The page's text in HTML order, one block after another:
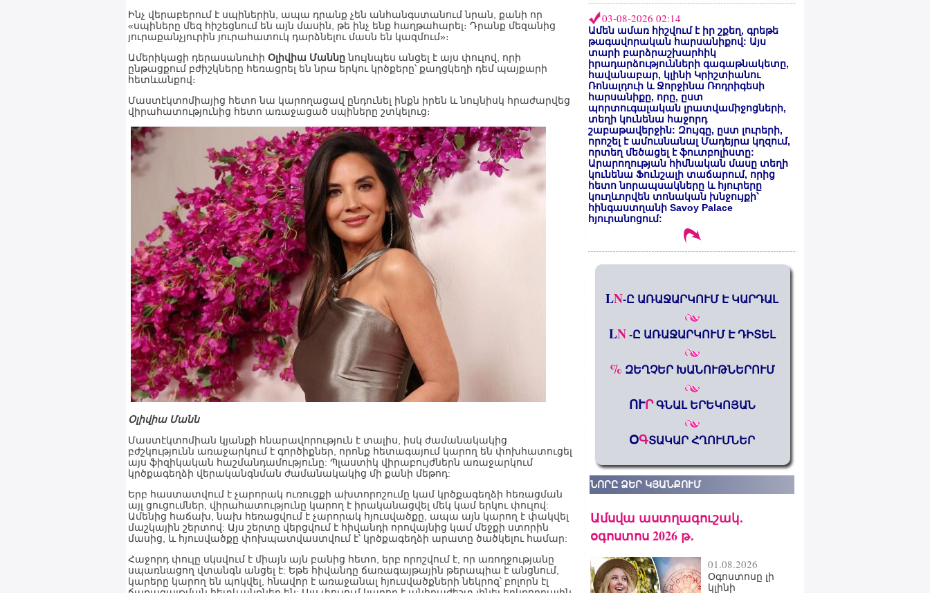
Ինչ վերաբերում է սպիներին, ապա դրանք չեն անհանգստանում նրան, քանի որ
«սպիները մեզ հիշեցնում են այն մասին, թե ինչ ենք հաղթահարել։ Դրանք մեզանից
յուրաքանչյուրին յուրահատուկ դարձնելու մասն են կազմում»։
Ամերիկացի դերասանուհի Օլիվիա Մաննընույնպես անցել է այս փուլով, որի
ընթացքում բժիշկները հեռացրել են նրա երկու կրծքերը՝ քաղցկեղի դեմ պայքարի
հետևանքով։
Մաստէկտոմիայից հետո նա կարողացավ ընդունել ինքն իրեն և նույնիսկ հրաժարվեց
վիրահատությունից հետո առաջացած սպիները շտկելուց։
Օլիվիա Մանն
Մաստէկտոմիան կյանքի հնարավորություն է տալիս, իսկ ժամանակակից
բժշկությունն առաջարկում է գործիքներ, որոնք հետագայում կարող են փոխհատուցել
այս ֆիզիկական հաշմանդամությունը: Պլաստիկ վիրաբույժներն առաջարկում
կրծքագեղձի վերականգնման ժամանակակից մի քանի մեթոդ:
Երբ հաստատվում է չարորակ ուռուցքի ախտորոշումը կամ կրծքագեղձի հեռացման
այլ ցուցումներ, վիրահատությունը կարող է իրականացվել մեկ կամ երկու փուլով:
Ամենից հաճախ, նախ հեռացվում է չարորակ հյուսվածքը, ապա այն կարող է փակվել
մաշկային շերտով: Այս շերտը վերցվում է հիվանդի որովայնից կամ մեջքի ստորին
մասից, և հյուսվածքը փոխպատվաստվում է՝ կրծքագեղձի արատը ծածկելու համար:
Հաջորդ փուլը սկսվում է միայն այն բանից հետո, երբ որոշվում է, որ առողջությանը
սպառնացող վտանգն անցել է: Եթե հիվանդը ճառագայթային թերապիա է անցնում,
կարերը կարող են պոկվել, հնավոր է առաջանալ հյուսվածքների նեկրոզ՝ բոլորն էլ
03-08-2026 02:14
Ամեն ամառ հիշվում է իր շքեղ, գրեթե
թագավորական հարսանիքով: Այս
տարի բարձրաշխարհիկ
իրադարձությունների գագաթնակետը,
հավանաբար, կլինի Կրիշտիանու
Ռոնալդուի և Ջորջինա Ռոդրիգեսի
հարսանիքը, որը, ըստ
պորտուգալական լրատվամիջոցների,
տեղի կունենա հաջորդ
շաբաթավերջին: Զույգը, ըստ լուրերի,
որոշել է ամուսնանալ Մադեյրա կղզում,
որտեղ մեծացել է ֆուտբոլիստը:
Արարողության հիմնական մասը տեղի
կունենա Ֆունշալի տաճարում, որից
հետո նորապսակները և հյուրերը
կուղևորվեն տոնական խնջույքի՝
հինգաստղանի Savoy Palace
հյուրանոցում:
LN-Ը ԱՌԱՋԱՐԿՈՒՄ Է ԿԱՐԴԱԼ
LN-Ը ԱՌԱՋԱՐԿՈՒՄ Է ԴԻՏԵԼ
% ԶԵՂՉԵՐ ԽԱՆՈՒԹՆԵՐՈՒՄ
ՈՒՐԳՆԱԼ ԵՐԵԿՈՅԱՆ
ՕԳՏԱԿԱՐ ՀՂՈՒՄՆԵՐ
ՆՈՐԸ ՁԵՐ ԿՅԱՆՔՈՒՄ
Ամսվա աստղագուշակ․
օգոստոս 2026 թ․
01.08.2026
Օգոստոսը լի
կլինի